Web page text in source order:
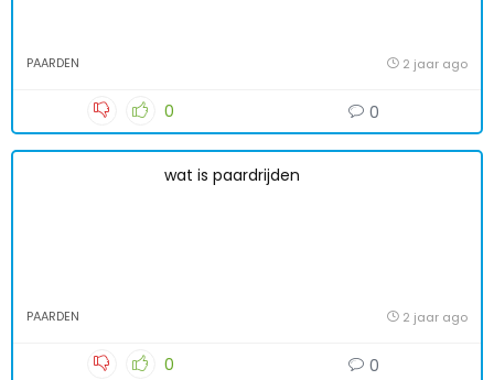
PAARDEN 2 jaar ago
0 0
wat is paardrijden
PAARDEN 2 jaar ago
0 0